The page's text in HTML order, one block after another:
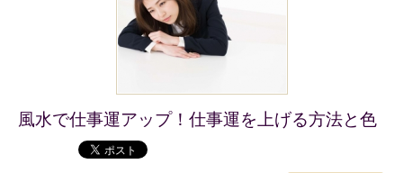
風水で仕事運アップ！仕事運を上げる方法と色